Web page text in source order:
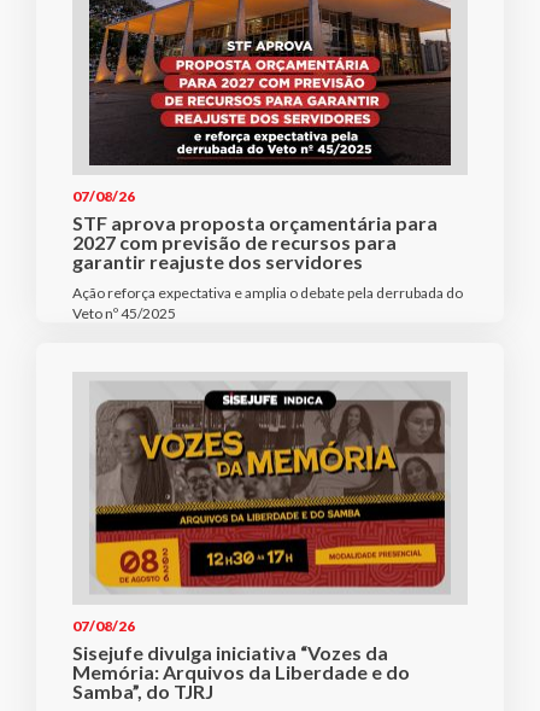
07/08/26
STF aprova proposta orçamentária para
2027 com previsão de recursos para
garantir reajuste dos servidores
Ação reforça expectativa e amplia o debate pela derrubada do
Veto nº 45/2025
07/08/26
Sisejufe divulga iniciativa “Vozes da
Memória: Arquivos da Liberdade e do
Samba”, do TJRJ